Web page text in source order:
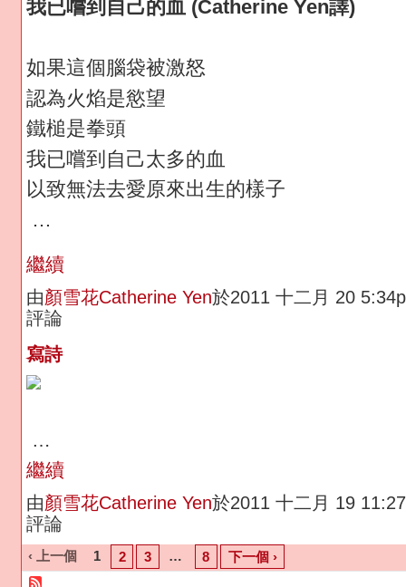
我已嚐到自己的血 (Catherine Yen譯)
如果這個腦袋被激怒
認為火焰是慾望
鐵槌是拳頭
我已嚐到自己太多的血
以致無法去愛原來出生的樣子
…
繼續
由顏雪花Catherine Yen於2011 十二月 20
評論
寫詩
…
繼續
由顏雪花Catherine Yen於2011 十二月 19
評論
‹ 上一個 1 2 3 … 8 下一個 ›